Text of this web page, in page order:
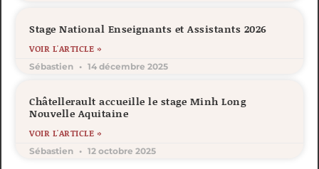
Stage National Enseignants et Assistants 2026
VOIR L'ARTICLE »
Sébastien 14 décembre 2025
Châtellerault accueille le stage Minh Long
Nouvelle Aquitaine
VOIR L'ARTICLE »
Sébastien 12 octobre 2025